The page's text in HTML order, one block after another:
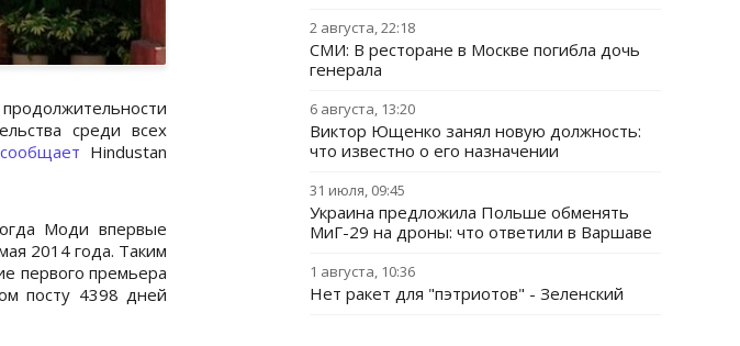
среди всех
сообщает Hindustan
Моди впервые
2014 года. Таким
первого премьера
посту 4398 дней
2 августа, 22:18
СМИ: В ресторане в Москве погибла дочь
генерала
6 августа, 13:20
Виктор Ющенко занял новую должность:
что известно о его назначении
31 июля, 09:45
Украина предложила Польше обменять
МиГ-29 на дроны: что ответили в Варшаве
1 августа, 10:36
Нет ракет для "пэтриотов" - Зеленский